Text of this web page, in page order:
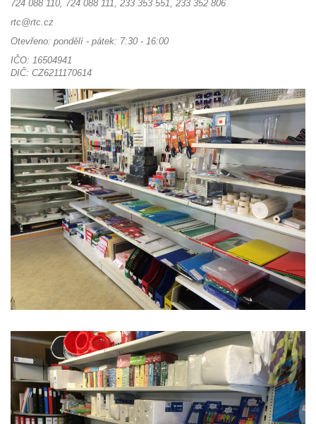
724 088 110, 724 088 111, 233 353 551, 233 352 806
rtc@rtc.cz
Otevřeno: pondělí - pátek: 7:30 - 16:00
IČO: 16504941
DIČ: CZ6211170614